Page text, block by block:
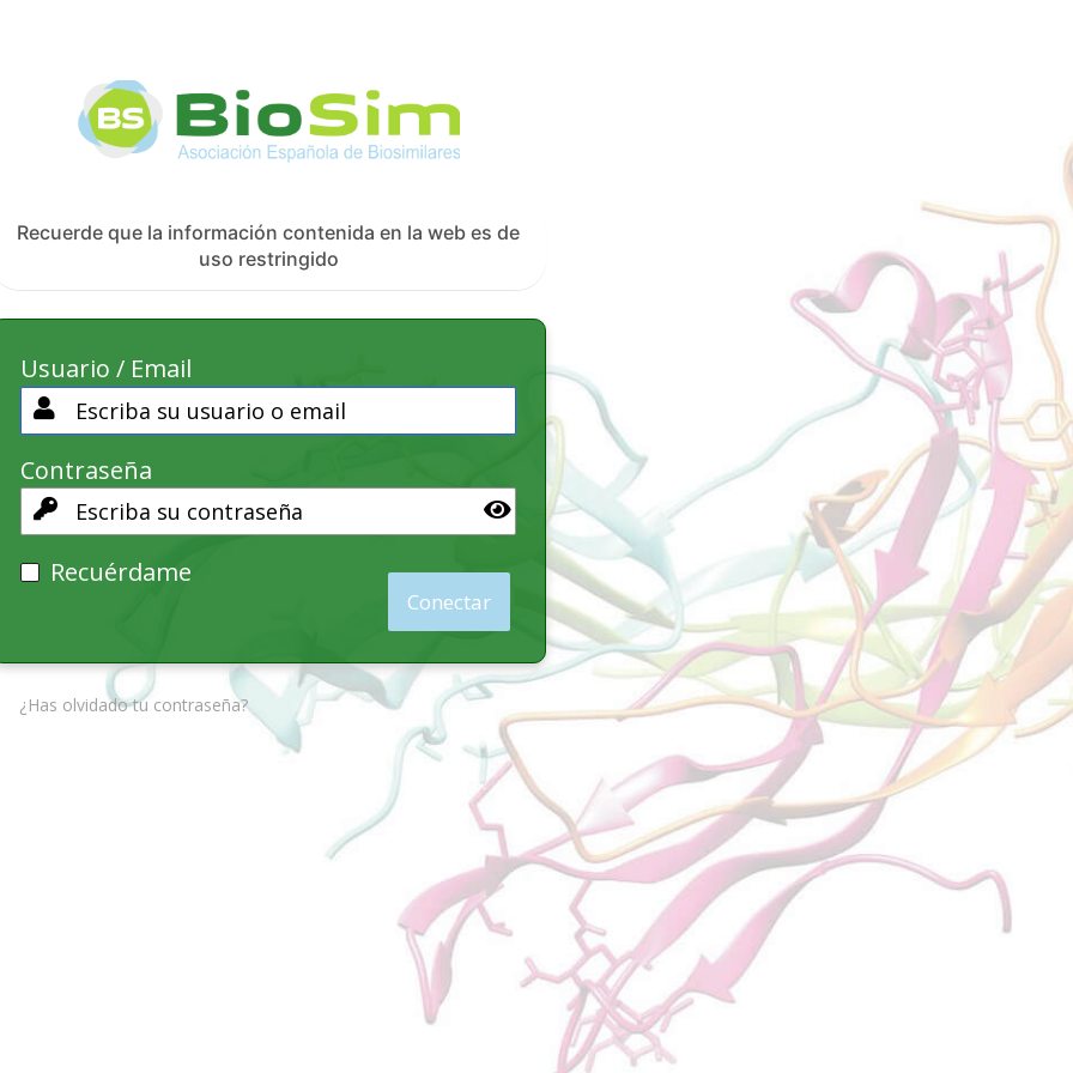
Recuerde que la información contenida en la web es de
uso restringido
Usuario / Email
Contraseña
Recuérdame
¿Has olvidado tu contraseña?